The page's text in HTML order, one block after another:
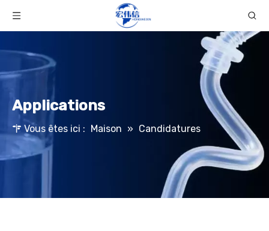
Applications
Vous êtes ici : Maison » Candidatures